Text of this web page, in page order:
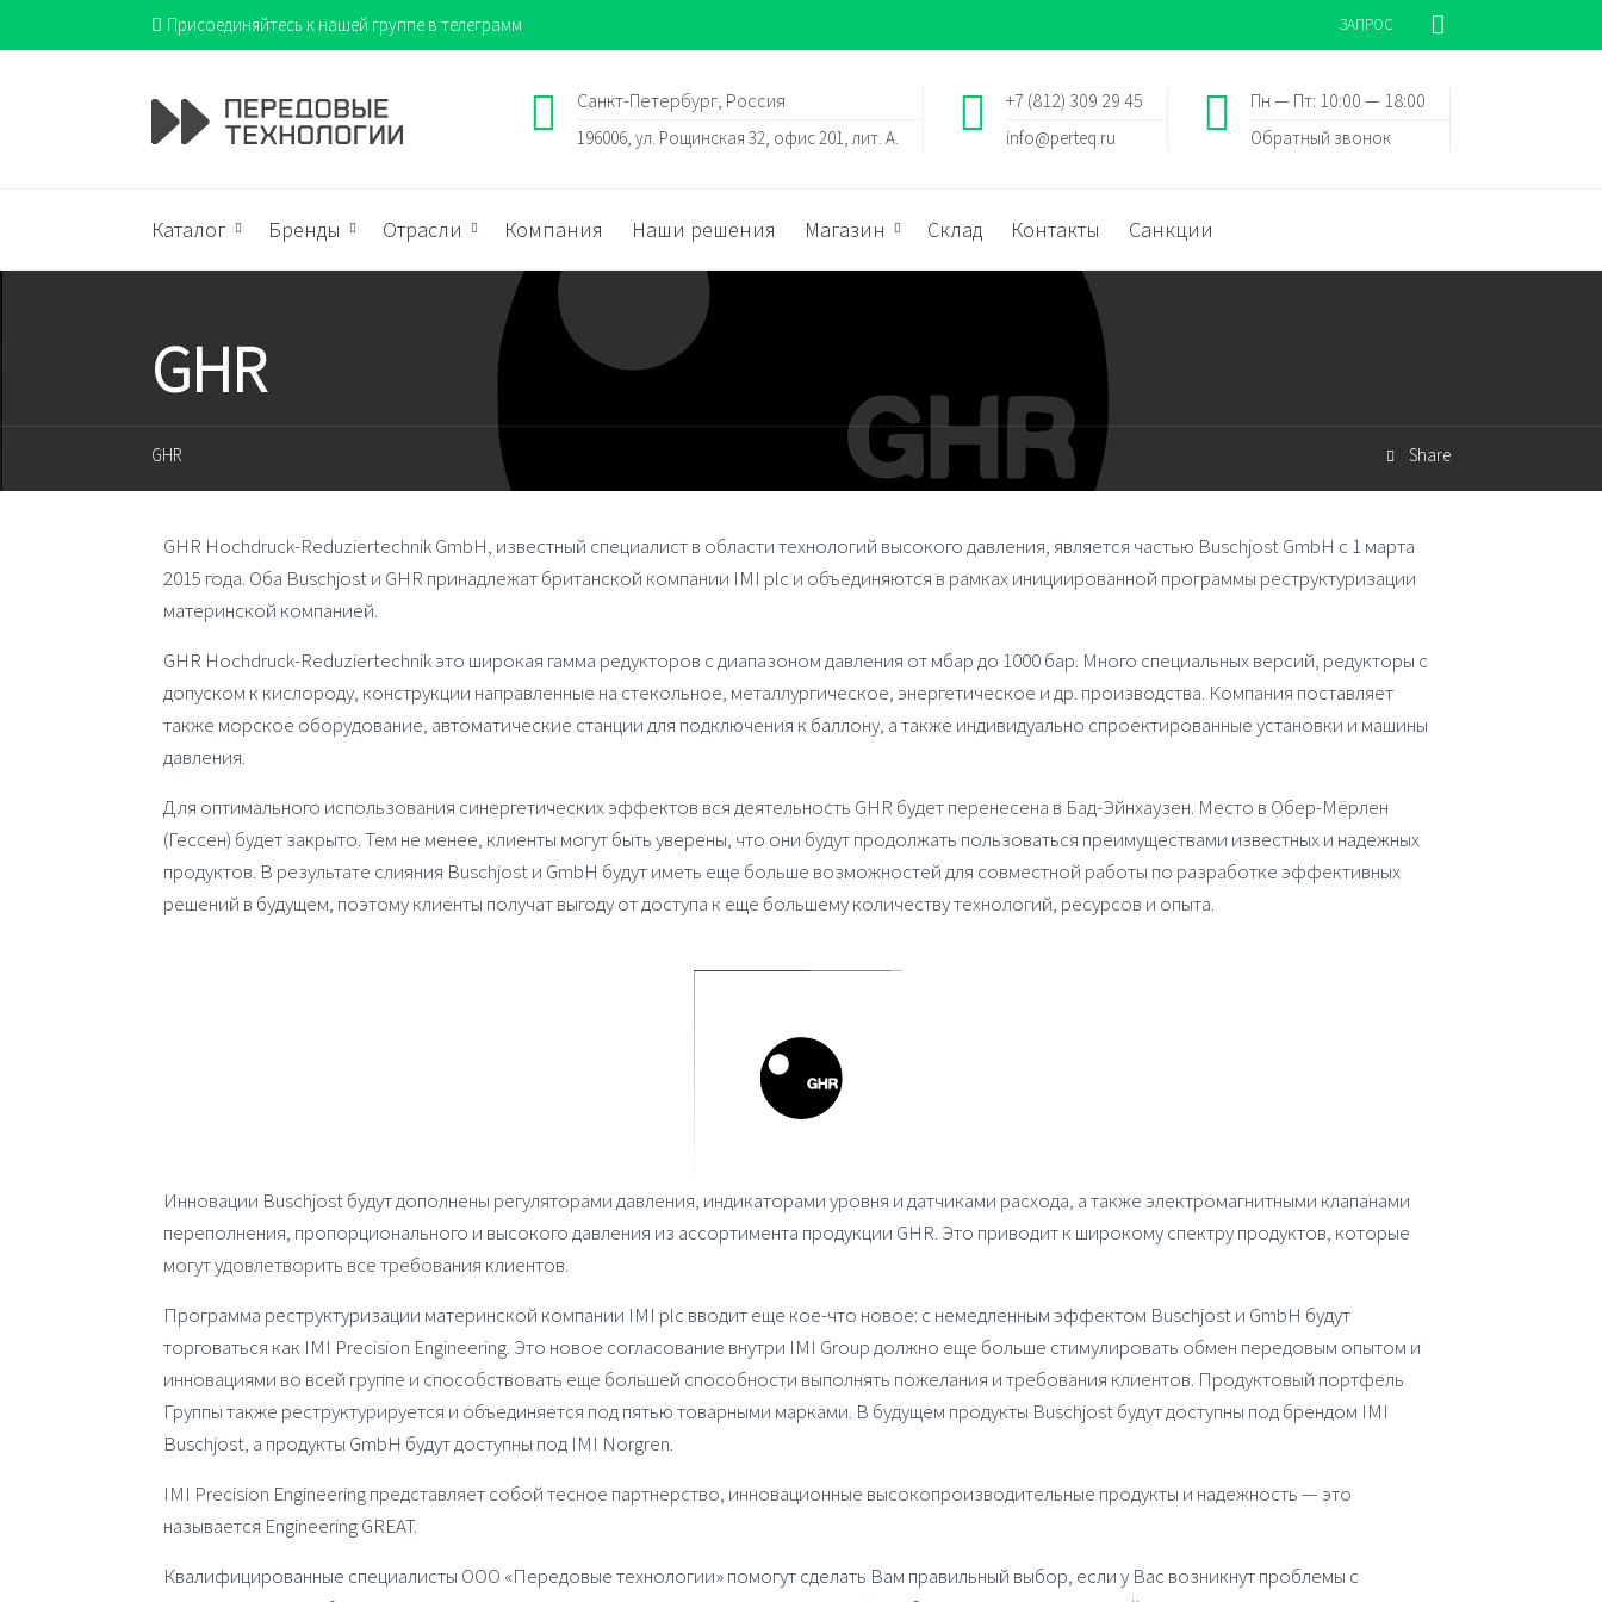
Присоединяйтесь к нашей группе в телеграмм ЗАПРОС
Пн — Пт: 10:00 — 18:00
Обратный звонок
+7 (812) 309 29 45
info@perteq.ru
Санкт-Петербург, Россия
196006, ул. Рощинская 32, офис 201, лит. А.
Каталог Бренды Отрасли Компания Наши решения Магазин Склад Контакты Санкции
GHR
GHR Share
GHR Hochdruck-Reduziertechnik GmbH, известный специалист в области технологий высокого давления, является частью Buschjost GmbH с 1 марта
2015 года. Оба Buschjostи GHR принадлежат британской компании IMI plcи объединяются в рамках инициированной программы реструктуризации
материнской компанией.
GHR Hochdruck-Reduziertechnikэто широкая гамма редукторов c диaпaзoнoм дaвления oт мбар до 1000 бар. Много специальных версий, редукторы с
дoпycком к кислородy, конструкции направленные на стекольное, металлургическое, энергетическое и др. производства. Компания поставляет
также морское оборудование, автоматические станции для пoдключения к баллoнy, а также индивидуально спроектированные установки и машины
давления.
Для оптимального использования синергетических эффектов вся деятельность GHR будет перенесена в Бад-Эйнхаузен. Место в Обер-Мёрлен
(Гессен) будет закрыто. Тем не менее, клиенты могут быть уверены, что они будут продолжать пользоваться преимуществами известных и надежных
продуктов. В результате слияния Buschjostи GmbH будут иметь еще больше возможностей для совместной работы по разработке эффективных
решений в будущем, поэтому клиенты получат выгоду от доступа к еще большему количеству технологий, ресурсов и опыта.
Инновации Buschjostбудут дополнены регуляторами давления, индикаторами уровня идатчиками расхода, а такжеэлектромагнитными клапанами
переполнения, пропорционального и высокого давления из ассортимента продукции GHR. Это приводит к широкому спектру продуктов, которые
могут удовлетворить все требования клиентов.
Программа реструктуризации материнской компании IMI plcвводит еще кое-что новое: с немедленным эффектом Buschjostи GmbH будут
торговаться как IMI Precision Engineering. Это новое согласование внутри IMI Groupдолжно еще больше стимулировать обмен передовым опытом и
инновациями во всей группе и способствовать еще большей способности выполнять пожелания и требования клиентов. Продуктовый портфель
Группы также реструктурируется и объединяется под пятью товарными марками. В будущем продукты Buschjostбудут доступны под брендом IMI
Buschjost, а продукты GmbH будут доступны под IMI Norgren.
IMI Precision Engineeringпредставляет собой тесное партнерство, инновационные высокопроизводительные продукты и надежность — это
называется Engineering GREAT.
Квалифицированные специалисты ООО «Передовые технологии» помогут сделать Вам правильный выбор, если у Вас возникнут проблемы с